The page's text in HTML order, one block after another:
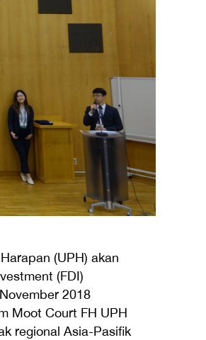
(UPH) akan
(FDI)
2018
Moot Court FH UPH
regional Asia-Pasifik